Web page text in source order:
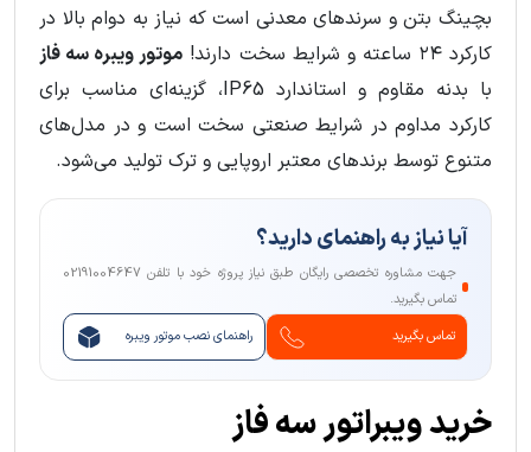
بچینگ بتن و سرندهای معدنی است که نیاز به دوام بالا در
کارکرد ۲۴ ساعته و شرایط سخت دارند!
موتور ویبره سه فاز
با بدنه مقاوم و استاندارد IP65، گزینه‌ای مناسب برای
کارکرد مداوم در شرایط صنعتی سخت است و در مدل‌های
متنوع توسط برندهای معتبر اروپایی و ترک تولید می‌شود.
آیا نیاز به راهنمای دارید؟
جهت مشاوره تخصصی رایگان طبق نیاز پروژه خود با تلفن 02191004647
تماس بگیرید.
تماس بگیرید
راهنمای نصب موتور ویبره
خرید ویبراتور سه فاز